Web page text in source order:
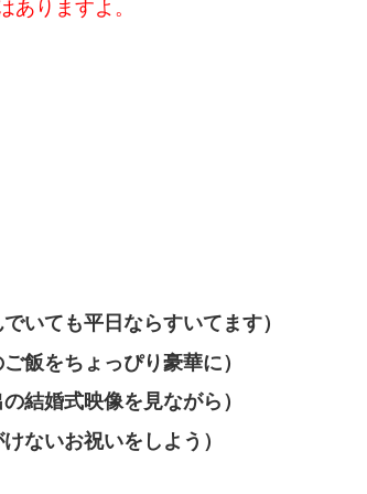
ありますよ。
いても平日ならすいてます）
飯をちょっぴり豪華に）
結婚式映像を見ながら）
ないお祝いをしよう）